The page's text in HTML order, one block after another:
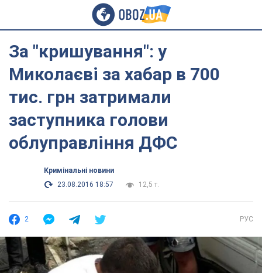
За "кришування": у
Миколаєві за хабар в 700
тис. грн затримали
заступника голови
облуправління ДФС
Кримінальні новини
23.08.2016 18:57
12,5 т.
2 РУС